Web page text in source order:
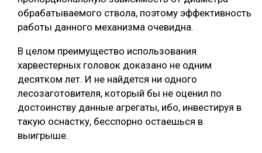
обрабатываемого ствола, поэтому эффективность
работы данного механизма очевидна.
В целом преимущество использования
харвестерных головок доказано не одним
десятком лет. И не найдется ни одного
лесозаготовителя, который бы не оценил по
достоинству данные агрегаты, ибо, инвестируя в
такую оснастку, бесспорно остаешься в
выигрыше.